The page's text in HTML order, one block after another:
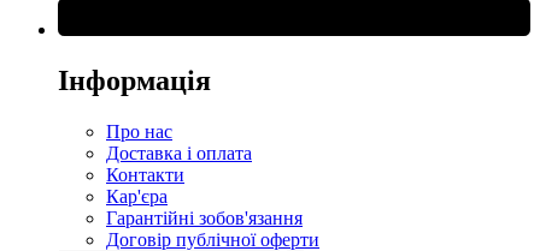
Інформація
Про нас
Доставка і оплата
Контакти
Кар'єра
Гарантійні зобов'язання
Договір публічної оферти